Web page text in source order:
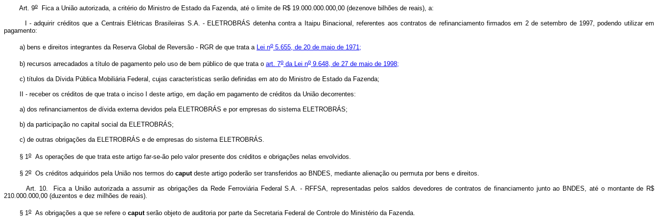
Art. 9o Fica a União autorizada, a critério do Ministro de Estado da Fazenda, até o limite de R$ 19.000.000.000,00 (dezenove bilhões de reais), a:
I - adquirir créditos que a Centrais Elétricas Brasileiras S.A. - ELETROBRÁS detenha contra a Itaipu Binacional, referentes aos contratos de refinanciamento firmados em 2 de setembro de 1997, podendo utilizar em
pagamento:
a) bens e direitos integrantes da Reserva Global de Reversão - RGR de que trata a Lei no 5.655, de 20 de maio de 1971;
b) recursos arrecadados a título de pagamento pelo uso de bem público de que trata o art. 7o da Lei no 9.648, de 27 de maio de 1998;
c) títulos da Dívida Pública Mobiliária Federal, cujas características serão definidas em ato do Ministro de Estado da Fazenda;
II - receber os créditos de que trata o inciso I deste artigo, em dação em pagamento de créditos da União decorrentes:
a) dos refinanciamentos de dívida externa devidos pela ELETROBRÁS e por empresas do sistema ELETROBRÁS;
b) da participação no capital social da ELETROBRÁS;
c) de outras obrigações da ELETROBRÁS e de empresas do sistema ELETROBRÁS.
§ 1 o As operações de que trata este artigo far-se-ão pelo valor presente dos créditos e obrigações nelas envolvidos.
§ 2o Os créditos adquiridos pela União nos termos do caputdeste artigo poderão ser transferidos ao BNDES, mediante alienação ou permuta por bens e direitos.
Art. 10. Fica a União autorizada a assumir as obrigações da Rede Ferroviária Federal S.A. - RFFSA, representadas pelos saldos devedores de contratos de financiamento junto ao BNDES, até o montante de R$
210.000.000,00 (duzentos e dez milhões de reais).
§ 1o As obrigações a que se refere o caputserão objeto de auditoria por parte da Secretaria Federal de Controle do Ministério da Fazenda.